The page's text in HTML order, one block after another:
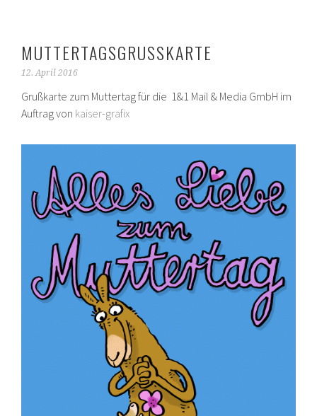
MUTTERTAGSGRUSSKARTE
12. April 2016
Grußkarte zum Muttertag für die 1&1 Mail & Media GmbH im
Auftrag von kaiser-grafix